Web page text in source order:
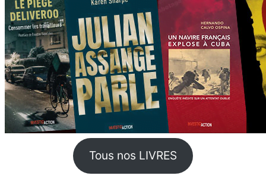
Tous nos LIVRES